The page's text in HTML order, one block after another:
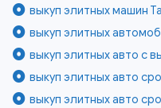
выкуп элитных машин
выкуп элитных
выкуп элитных авто с
выкуп элитных авто
выкуп элитных авто